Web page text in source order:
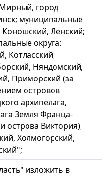
город
муниципальные
Ленский;
округа:
Котласский,
Няндомский,
Приморский (за
островов
архипелага,
Земля Франца-
острова Виктория),
Холмогорский,
изложить в